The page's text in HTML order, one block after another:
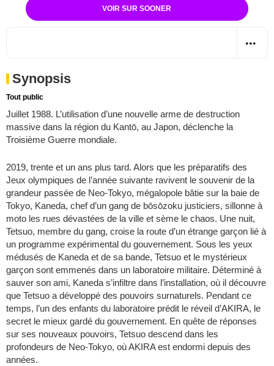
VOIR SUR SOONER
Synopsis
Tout public
Juillet 1988. L’utilisation d’une nouvelle arme de destruction
massive dans la région du Kantō, au Japon, déclenche la
Troisième Guerre mondiale.
2019, trente et un ans plus tard. Alors que les préparatifs des
Jeux olympiques de l’année suivante ravivent le souvenir de la
grandeur passée de Neo-Tokyo, mégalopole bâtie sur la baie de
Tokyo, Kaneda, chef d’un gang de bōsōzoku justiciers, sillonne à
moto les rues dévastées de la ville et sème le chaos. Une nuit,
Tetsuo, membre du gang, croise la route d’un étrange garçon lié à
un programme expérimental du gouvernement. Sous les yeux
médusés de Kaneda et de sa bande, Tetsuo et le mystérieux
garçon sont emmenés dans un laboratoire militaire. Déterminé à
sauver son ami, Kaneda s’infiltre dans l’installation, où il découvre
que Tetsuo a développé des pouvoirs surnaturels. Pendant ce
temps, l’un des enfants du laboratoire prédit le réveil d’AKIRA, le
secret le mieux gardé du gouvernement. En quête de réponses
sur ses nouveaux pouvoirs, Tetsuo descend dans les
profondeurs de Neo-Tokyo, où AKIRA est endormi depuis des
années.